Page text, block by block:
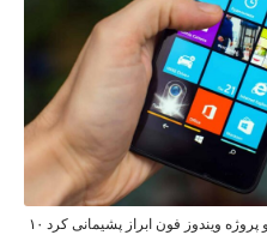
ویندوز فون ابراز پشیمانی کرد ۱۰